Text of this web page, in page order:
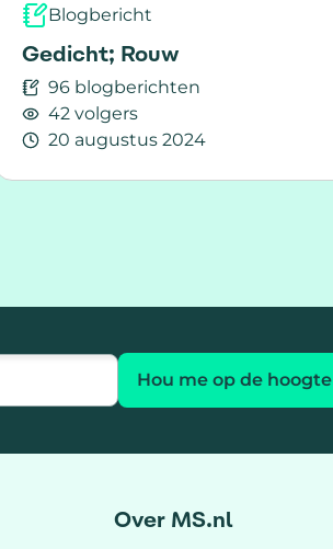
Blogbericht
Gedicht; Rouw
96 blogberichten
42 volgers
20 augustus 2024
Hou me op de hoogte
Over MS.nl